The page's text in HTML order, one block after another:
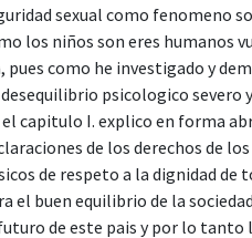
sexual como fenomeno
los niños son eres humanos
pues como he investigado y
psicologico severo
el capitulo I. explico en forma
de los derechos de
de respeto a la dignidad de
el buen equilibrio de la
de este pais y por lo tanto